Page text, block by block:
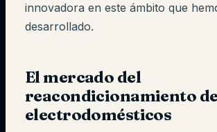
innovadora en este ámbito que
desarrollado.
El mercado del
reacondicionamiento
electrodomésticos